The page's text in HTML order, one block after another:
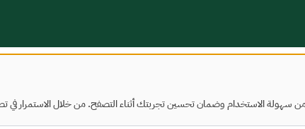
سهولة الاستخدام وضمان تحسين تجربتك أثناء التصفح. من خلال الاستمرار في